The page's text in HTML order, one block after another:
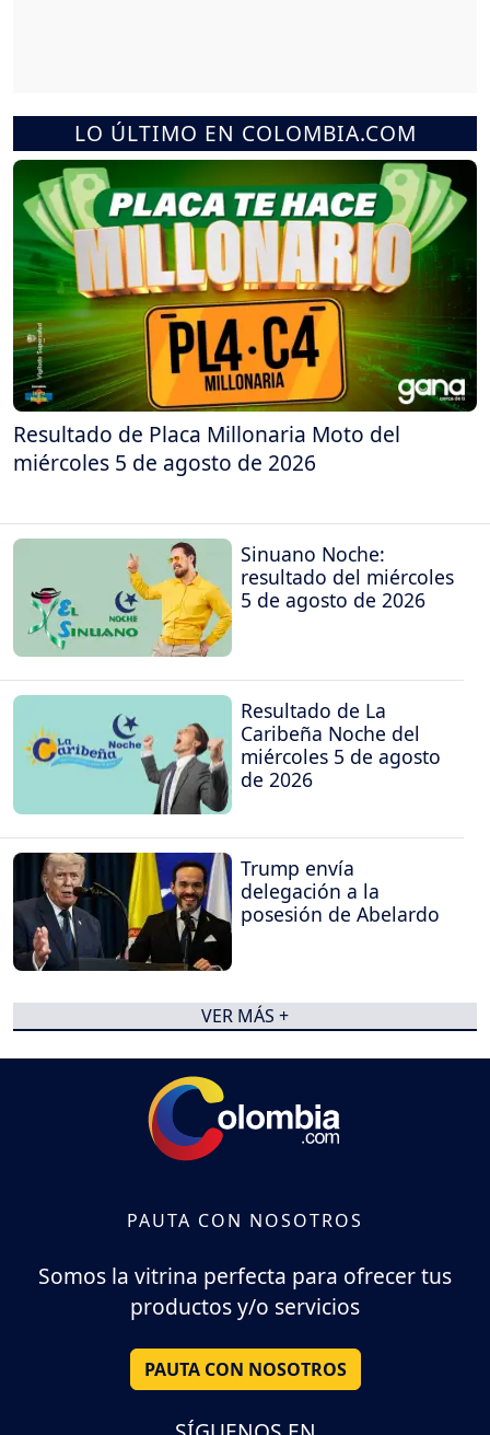
LO ÚLTIMO EN COLOMBIA.COM
Resultado de Placa Millonaria Moto del
miércoles 5 de agosto de 2026
Sinuano Noche:
resultado del miércoles
5 de agosto de 2026
Resultado de La
Caribeña Noche del
miércoles 5 de agosto
de 2026
Trump envía
delegación a la
posesión de Abelardo
VER MÁS +
PAUTA CON NOSOTROS
Somos la vitrina perfecta para ofrecer tus
productos y/o servicios
PAUTA CON NOSOTROS